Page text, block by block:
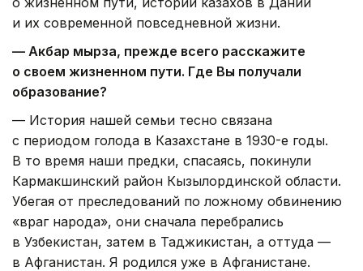
и их современной повседневной жизни.
— Акбар мырза, прежде всего расскажите
о своем жизненном пути. Где Вы получали
образование?
— История нашей семьи тесно связана
с периодом голода в Казахстане в 1930-е годы.
В то время наши предки, спасаясь, покинули
Кармакшинский район Кызылординской области.
Убегая от преследований по ложному обвинению
«враг народа», они сначала перебрались
в Узбекистан, затем в Таджикистан, а оттуда —
в Афганистан. Я родился уже в Афганистане.